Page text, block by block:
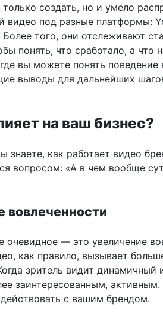
создать, но и умело
видео под разные платформы:
Более того, они отслеживают
понять, что сработало, а что
вы можете понять
выводы для дальнейших
на ваш бизнес?
знаете, как работает видео
вопросом: «А в чем вообще
вовлеченности
очевидное — это увеличение
как правило, вызывает
зритель видит динамичный
заинтересованным, активным.
с вашим брендом.